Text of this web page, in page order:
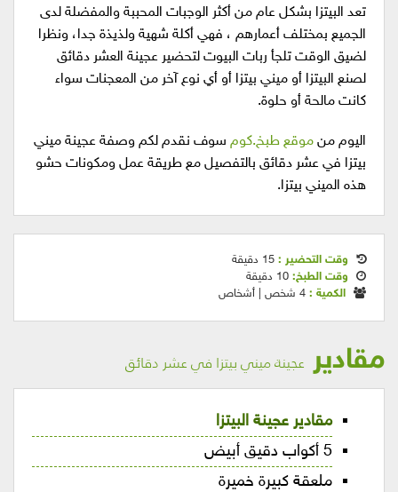
تعد البيتزا بشكل عام من أكثر الوجبات المحببة والمفضلة لدى
الجميع بمختلف أعمارهم ، فهي أكلة شهية ولذيذة جدا، ونظرا
لضيق الوقت تلجأ ربات البيوت لتحضير عجينة العشر دقائق
لصنع البيتزا أو ميني بيتزا أو أي نوع آخر من المعجنات سواء
كانت مالحة أو حلوة.
اليوم من موقع طبخ.كوم سوف نقدم لكم وصفة عجينة ميني
بيتزا في عشر دقائق بالتفصيل مع طريقة عمل ومكونات حشو
هذه الميني بيتزا.
وقت التحضير : 15 دقيقة
وقت الطبخ: 10 دقيقة
الكمية : 4 شخص | أشخاص
مقادير عجينة ميني بيتزا في عشر دقائق
مقادير عجينة البيتزا
5 أكواب دقيق أبيض
ملعقة كبيرة خميرة